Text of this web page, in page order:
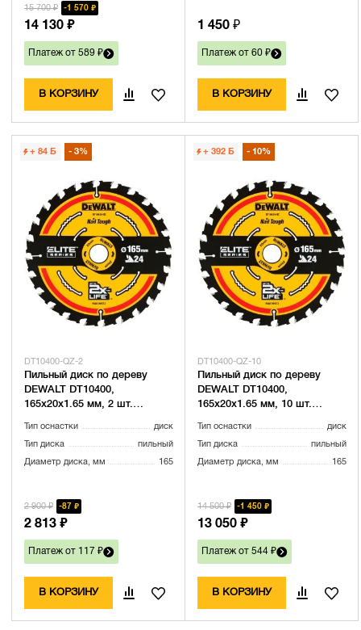
15 700 ₽ 1 570 ₽
14 130 ₽
Платеж от 589 ₽
В КОРЗИНУ
1 450 ₽
Платеж от 60 ₽
В КОРЗИНУ
+ 84 Б 3%
DT10400-QZ-2
Пильный диск по дереву
DEWALT DT10400,
165х20х1.65 мм, 2 шт.
Тип оснастки диск
Тип диска пильный
Диаметр диска, мм 165
2 900 ₽ 87 ₽
2 813 ₽
Платеж от 117 ₽
В КОРЗИНУ
+ 392 Б 10%
DT10400-QZ-10
Пильный диск по дереву
DEWALT DT10400,
165х20х1.65 мм, 10 шт.
Тип оснастки диск
Тип диска пильный
Диаметр диска, мм 165
14 500 ₽ 1 450 ₽
13 050 ₽
Платеж от 544 ₽
В КОРЗИНУ